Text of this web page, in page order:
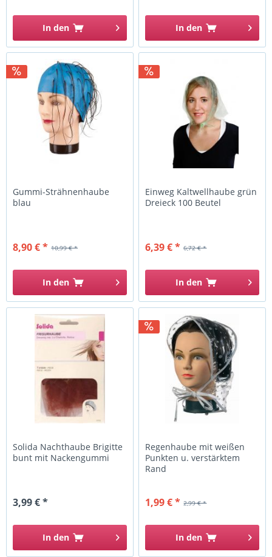
In den In den
Gummi-Strähnenhaube
blau
10,99 € *
8,90 € *
In den
Einweg Kaltwellhaube grün
Dreieck 100 Beutel
6,72 € *
6,39 € *
In den
Solida Nachthaube Brigitte
bunt mit Nackengummi
3,99 € *
In den
Regenhaube mit weißen
Punkten u. verstärktem
Rand
2,99 € *
1,99 € *
In den